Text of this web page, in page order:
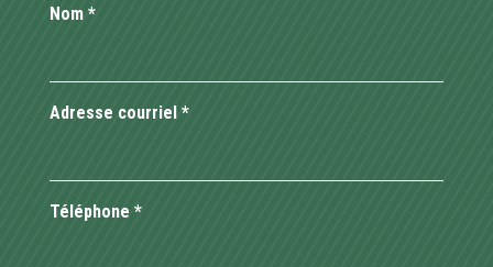
Nom *
Adresse courriel *
Téléphone *